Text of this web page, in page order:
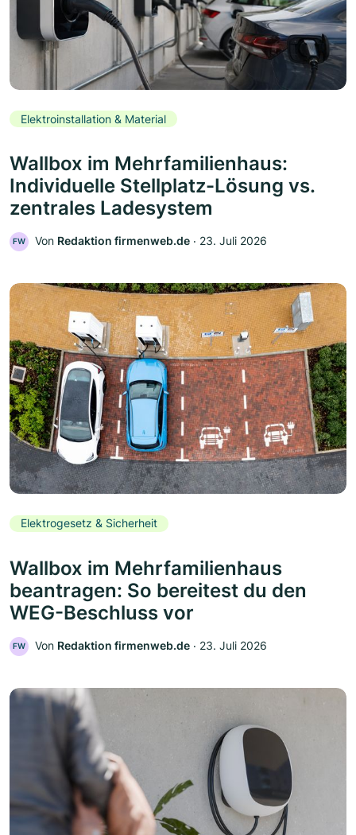
Elektroinstallation & Material
Wallbox im Mehrfamilienhaus:
Individuelle Stellplatz-Lösung vs.
zentrales Ladesystem
FW Von Redaktion firmenweb.de ‧ 23. Juli 2026
Elektrogesetz & Sicherheit
Wallbox im Mehrfamilienhaus
beantragen: So bereitest du den
WEG-Beschluss vor
FW Von Redaktion firmenweb.de ‧ 23. Juli 2026